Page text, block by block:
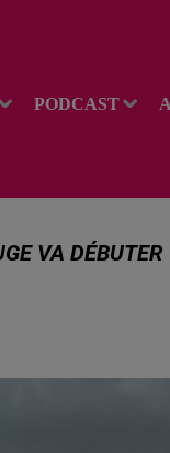
PODCAST
VA DÉBUTER